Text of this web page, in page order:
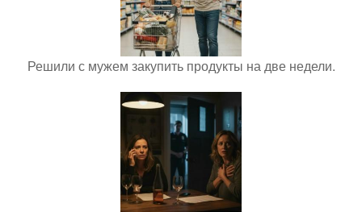
Решили с мужем закупить продукты на две недели.